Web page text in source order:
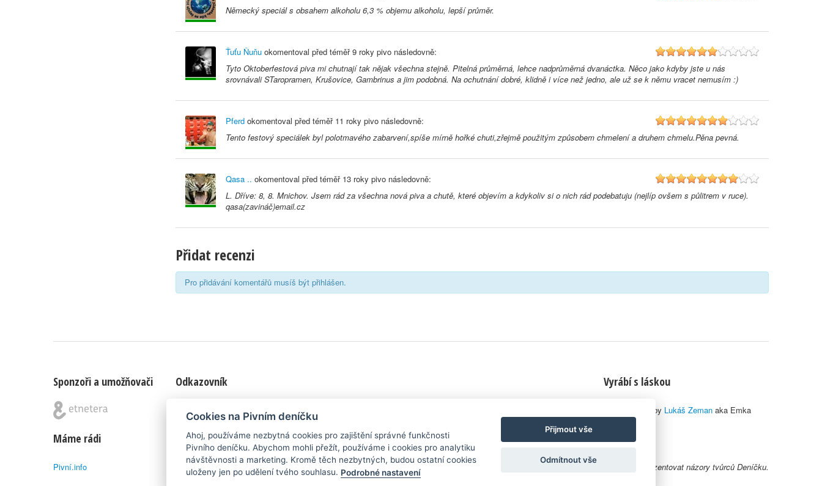
Německý speciál s obsahem alkoholu 6,3 % objemu alkoholu, lepší průměr.
Ťuťu Ňuňu okomentoval před téměř 9 roky pivo následovně:
Tyto Oktoberfestová piva mi chutnají tak nějak všechna stejně. Pitelná průměrná, lehce nadprůměrná dvanáctka. Něco jako kdyby jste u nás
srovnávali STaropramen, Krušovice, Gambrinus a jim podobná. Na ochutnání dobré, klidně i více než jedno, ale už se k němu vracet nemusím :)
6
Pferd okomentoval před téměř 11 roky pivo následovně:
Tento festový speciálek byl polotmavého zabarvení,spíše mírně hořké chuti,zřejmě použitým způsobem chmelení a druhem chmelu.Pěna pevná.
7
Qasa .. okomentoval před téměř 13 roky pivo následovně:
L. Dříve: 8, 8. Mnichov. Jsem rád za všechna nová piva a chutě, které objevím a kdykoliv si o nich rád podebatuju (nejlíp ovšem s půlitrem v ruce).
qasa(zavináč)email.cz
8
Přidat recenzi
Pro přidávání komentářů musíš být přihlášen.
Sponzoři a umožňovači Odkazovník
Blog| Nápady & připomínky | Aplikace pro
Vyrábí s láskou
© 2010–2026 by Lukáš Zeman aka Emka
Máme rádi
Pivní.info
Poznámka pod čarou
Pivní deníček je nezávislý zdroj, který není spjat s žádným konkrétním pivovarem ani restaurací. Názory uživatelů nemusí nutně reprezentovat názory tvůrců Deníčku.
Cookies na Pivním deníčku
Ahoj, používáme nezbytná cookies pro zajištění správné funkčnosti
Pivního deníčku. Abychom mohli přežít, používáme i cookies pro analytiku
návštěvnosti a marketing. Kromě těch nezbytných, budou ostatní cookies
uloženy jen po udělení tvého souhlasu. Podrobné nastavení
Přijmout vše
Odmítnout vše